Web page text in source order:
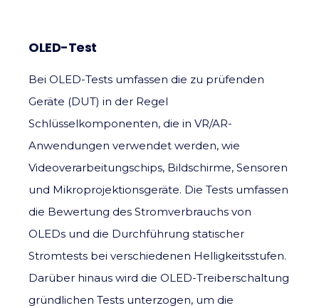
OLED-Test
Bei OLED-Tests umfassen die zu prüfenden
Geräte (DUT) in der Regel
Schlüsselkomponenten, die in VR/AR-
Anwendungen verwendet werden, wie
Videoverarbeitungschips, Bildschirme, Sensoren
und Mikroprojektionsgeräte. Die Tests umfassen
die Bewertung des Stromverbrauchs von
OLEDs und die Durchführung statischer
Stromtests bei verschiedenen Helligkeitsstufen.
Darüber hinaus wird die OLED-Treiberschaltung
gründlichen Tests unterzogen, um die